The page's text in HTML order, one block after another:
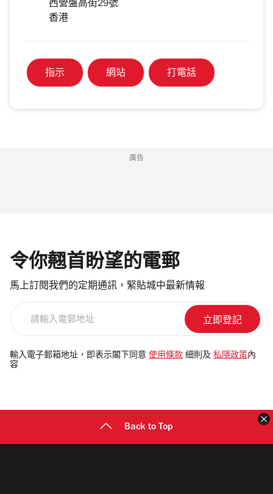
西營盤高街29號
香港
指示 網站 打電話
廣告
令你翹首盼望的電郵
馬上訂閱我們的定期通訊，緊貼城中最新情報
電
郵
輸入電子郵箱地址，即表示閣下同意 使用條款 細則及 私隱政策 內
容
Back to Top